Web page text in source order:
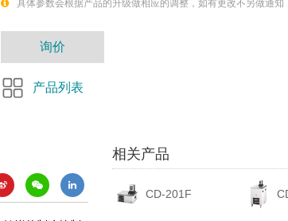
具体参数会根据产品的升级做相应的调整，如有更改不另做通知
询价
产品列表
相关产品
CD-201F